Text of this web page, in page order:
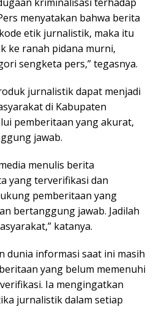
menyatakan bahwa berita
etik jurnalistik, maka itu
ke ranah pidana murni,
sengketa pers,” tegasnya.
jurnalistik dapat menjadi
di Kabupaten
pemberitaan yang akurat,
jawab.
menulis berita
yang terverifikasi dan
pemberitaan yang
bertanggung jawab. Jadilah
katanya.
dunia informasi saat ini masih
yang belum memenuhi
Ia mengingatkan
jurnalistik dalam setiap